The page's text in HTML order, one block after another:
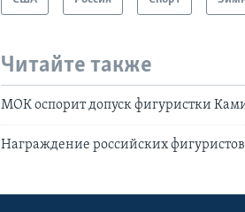
Читайте также
МОК оспорит допуск фигуристки
Награждение российских